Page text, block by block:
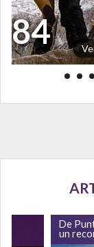
De
un